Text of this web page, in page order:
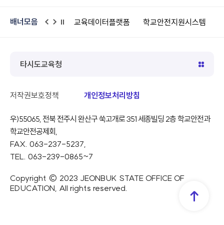
배너모음
교육데이터플랫폼 학교안전지원시스템 어린이안전넷
저작권보호정책 개인정보처리방침
우)55065, 전북 전주시 완산구 쑥고개로 351 세종빌딩 2층 학교안전과
학교안전공제회,
FAX. 063-237-5237,
TEL. 063-239-0865~7
Copyright © 2023 JEONBUK STATE OFFICE OF
EDUCATION, All rights reserved.
타시도교육청